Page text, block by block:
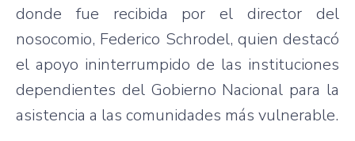
donde fue recibida por el director del
nosocomio, Federico Schrodel, quien destacó
el apoyo ininterrumpido de las instituciones
dependientes del Gobierno Nacional para la
asistencia a las comunidades más vulnerable.